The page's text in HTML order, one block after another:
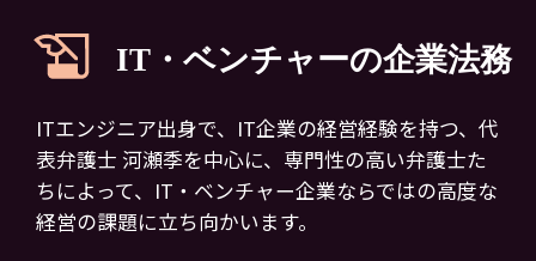
IT・ベンチャーの企業法務
ITエンジニア出身で、IT企業の経営経験を持つ、代
表弁護士 河瀬季を中心に、 専門性の高い弁護士た
ちによって、IT・ベンチャー企業ならではの高度な
経営の課題に立ち向かいます。